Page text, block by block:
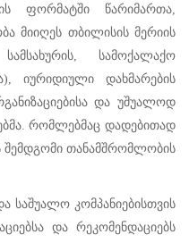
ფორმატში წარიმართა,
მიიღეს თბილისის მერიის
სამოქალაქო
იურიდიული დახმარების
და უშუალოდ
რომლებმაც დადებითად
შემდგომი თანამშრომლობის
საშუალო კომპანიებისთვის
და რეკომენდაციებს